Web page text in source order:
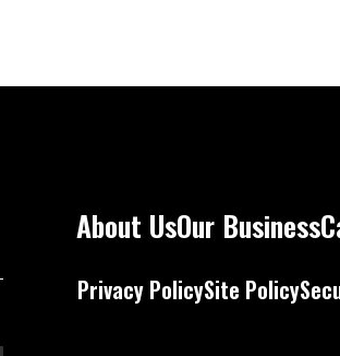
About UsOur Business
Privacy PolicySite Policy